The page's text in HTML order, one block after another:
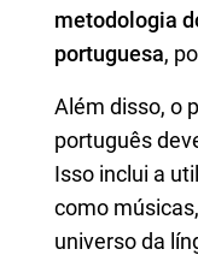
metodologia
portuguesa,
Além disso, o
português
Isso inclui a
como
universo da